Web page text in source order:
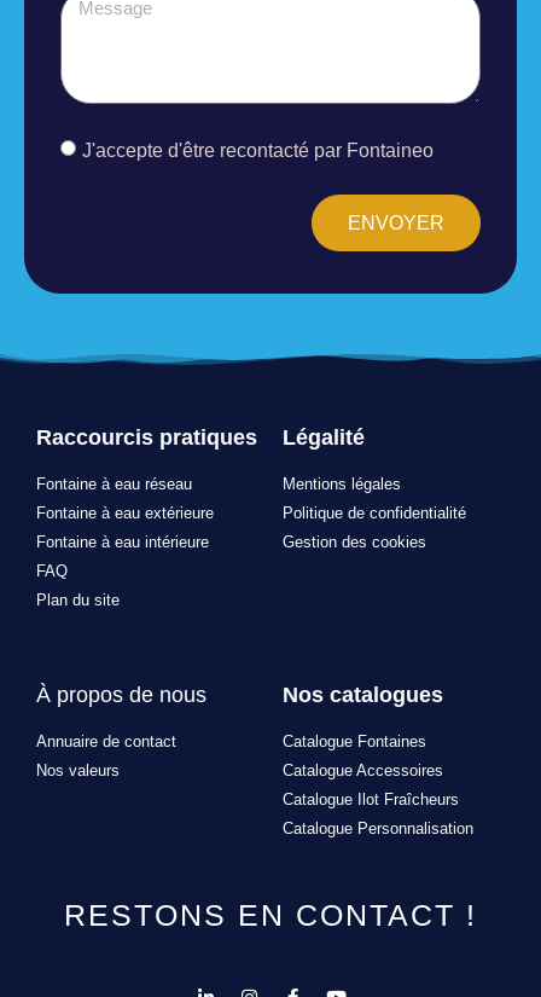
J'accepte d'être recontacté par Fontaineo
ENVOYER
Raccourcis pratiques
Fontaine à eau réseau
Fontaine à eau extérieure
Fontaine à eau intérieure
FAQ
Plan du site
Légalité
Mentions légales
Politique de confidentialité
Gestion des cookies
À propos de nous
Annuaire de contact
Nos valeurs
Nos catalogues
Catalogue Fontaines
Catalogue Accessoires
Catalogue Ilot Fraîcheurs
Catalogue Personnalisation
RESTONS EN CONTACT !